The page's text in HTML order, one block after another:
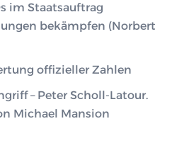
im Staatsauftrag
bekämpfen (Norbert
offizieller Zahlen
– Peter Scholl-Latour.
Michael Mansion